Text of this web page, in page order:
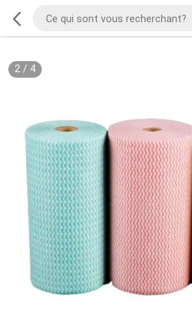
2/ 4